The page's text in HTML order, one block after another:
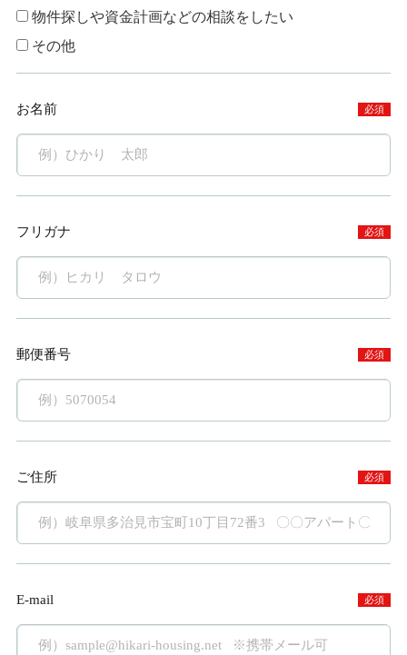
物件探しや資金計画などの相談をしたい
その他
お名前 必須
フリガナ 必須
郵便番号 必須
ご住所 必須
E-mail 必須